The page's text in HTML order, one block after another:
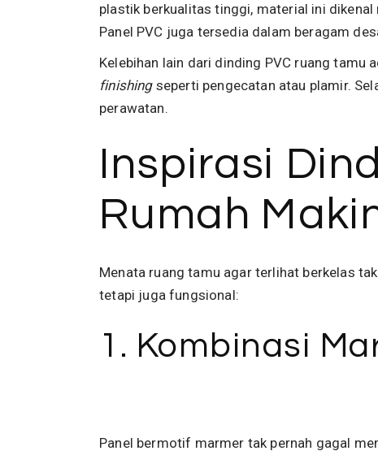
plastik berkualitas tinggi, material ini
Panel PVC juga tersedia dalam beragam
Kelebihan lain dari dinding PVC ruang tamu
finishingseperti pengecatan atau plamir.
perawatan.
Inspirasi
Rumah
Menata ruang tamu agar terlihat berkelas
tetapi juga fungsional:
1. Kombinasi
Panel bermotif marmer tak pernah gagal